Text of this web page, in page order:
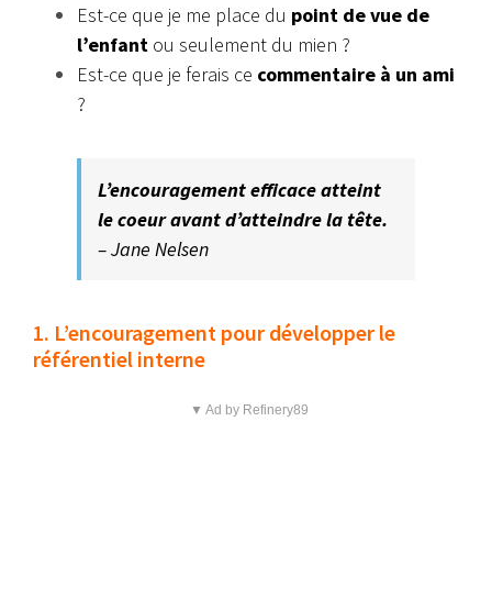
Est-ce que je me place du point de vue de
l’enfant ou seulement du mien ?
Est-ce que je ferais ce commentaire à un ami
?
L’encouragement efficace atteint
le coeur avant d’atteindre la tête.
– Jane Nelsen
1. L’encouragement pour développer le
référentiel interne
▼ Ad by Refinery89